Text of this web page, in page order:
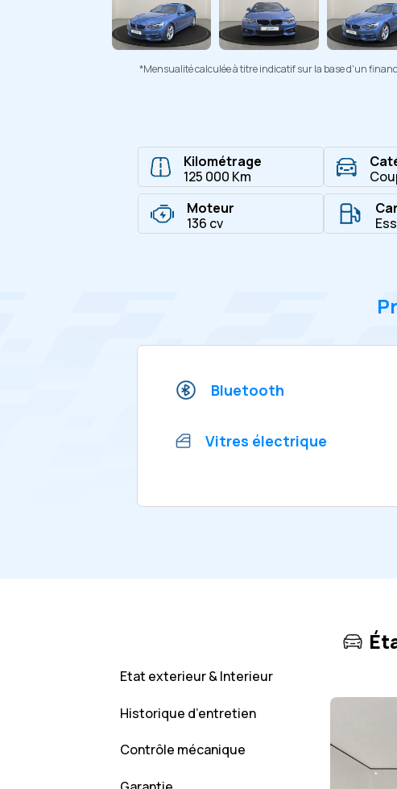
*Mensualité calculée à titre indicatif sur la base d'un
Kilométrage
125 000 Km
Moteur
136 cv
Bluetooth
Vitres électrique
Etat exterieur & Interieur
Historique d’entretien
Contrôle mécanique